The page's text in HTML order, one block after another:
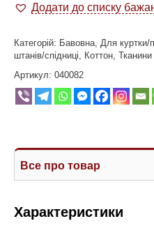
Додати до списку
Категорій: Бавовна Для куртки/
штанів/спідниці
Коттон Тканини
Артикул: 040082
Все про товар
Характеристики